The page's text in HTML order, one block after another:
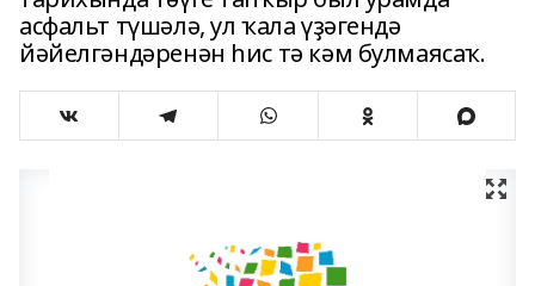
асфальт түшәлә, ул ҡала үҙәгендә
йәйелгәндәренән һис тә кәм булмаясаҡ.